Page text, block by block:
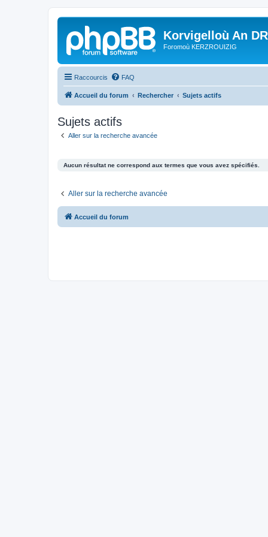
Korvigelloù An
Foromoù KERZROUIZIG
Raccourcis FAQ
Accueil du forum Rechercher Sujets actifs
Sujets actifs
Aller sur la recherche avancée
Aucun résultat ne correspond aux termes que vous avez spécifiés.
Aller sur la recherche avancée
Accueil du forum